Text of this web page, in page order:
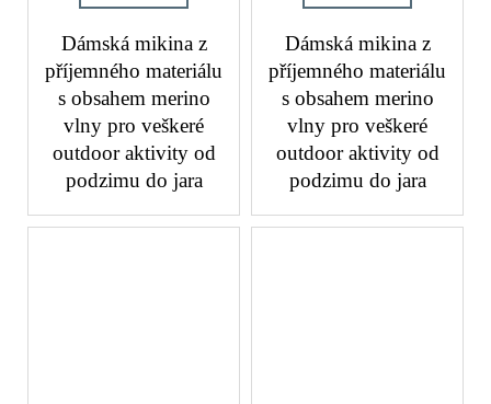
Dámská mikina z
příjemného materiálu
s obsahem merino
vlny pro veškeré
outdoor aktivity od
podzimu do jara
Dámská mikina z
příjemného materiálu
s obsahem merino
vlny pro veškeré
outdoor aktivity od
podzimu do jara